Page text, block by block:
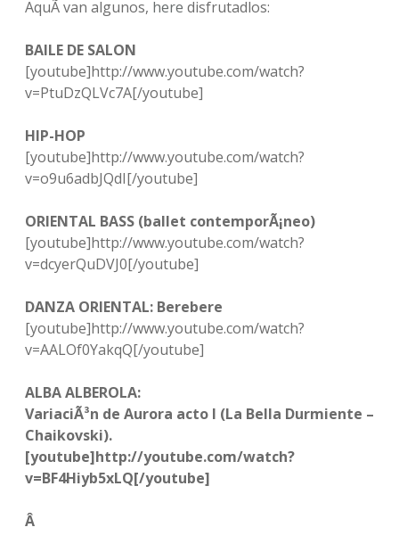
k
a
M
G
AquÃ­ van algunos, here disfrutadlos:
BAILE DE SALON
[youtube]http://www.youtube.com/watch?
v=PtuDzQLVc7A[/youtube]
HIP-HOP
[youtube]http://www.youtube.com/watch?
v=o9u6adbJQdI[/youtube]
ORIENTAL BASS (ballet contemporÃ¡neo)
[youtube]http://www.youtube.com/watch?
v=dcyerQuDVJ0[/youtube]
DANZA ORIENTAL: Berebere
[youtube]http://www.youtube.com/watch?
v=AALOf0YakqQ[/youtube]
ALBA ALBEROLA:
VariaciÃ³n de Aurora acto I (La Bella Durmiente –
Chaikovski).
[youtube]http://youtube.com/watch?
v=BF4Hiyb5xLQ[/youtube]
Â